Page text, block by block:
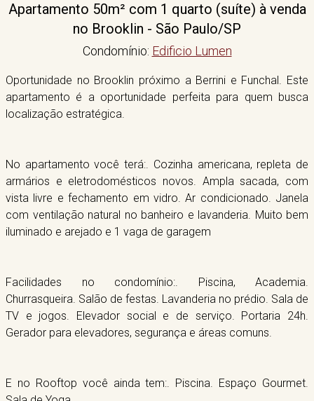
Apartamento 50m² com 1 quarto (suíte) à venda
no Brooklin - São Paulo/SP
Condomínio: Edificio Lumen
Oportunidade no Brooklin próximo a Berrini e Funchal. Este
apartamento é a oportunidade perfeita para quem busca
localização estratégica.
No apartamento você terá:. Cozinha americana, repleta de
armários e eletrodomésticos novos. Ampla sacada, com
vista livre e fechamento em vidro. Ar condicionado. Janela
com ventilação natural no banheiro e lavanderia. Muito bem
iluminado e arejado e 1 vaga de garagem
Facilidades no condomínio:. Piscina, Academia.
Churrasqueira. Salão de festas. Lavanderia no prédio. Sala de
TV e jogos. Elevador social e de serviço. Portaria 24h.
Gerador para elevadores, segurança e áreas comuns.
E no Rooftop você ainda tem:. Piscina. Espaço Gourmet.